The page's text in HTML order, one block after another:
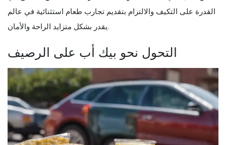
القدرة على التكيف والالتزام بتقديم تجارب طعام استثنائية في عالم
يقدر بشكل متزايد الراحة والأمان.
التحول نحو بيك أب على الرصيف